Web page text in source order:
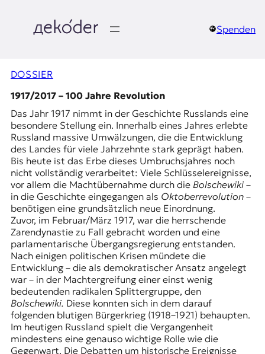
springen
e
k
o
d
e
r
|
D
E
K
O
D
Spenden
DOSSIER
1917/2017 – 100 Jahre Revolution
Das Jahr 1917 nimmt in der Geschichte Russlands eine
besondere Stellung ein. Innerhalb eines Jahres erlebte
Russland massive Umwälzungen, die die Entwicklung
des Landes für viele Jahrzehnte stark geprägt haben.
Bis heute ist das Erbe dieses Umbruchsjahres noch
nicht vollständig verarbeitet: Viele Schlüsselereignisse,
vor allem die Machtübernahme durch die Bolschewiki –
in die Geschichte eingegangen als Oktoberrevolution –
benötigen eine grundsätzlich neue Einordnung.
Zuvor, im Februar/März 1917, war die herrschende
Zarendynastie zu Fall gebracht worden und eine
parlamentarische Übergangsregierung entstanden.
Nach einigen politischen Krisen mündete die
Entwicklung – die als demokratischer Ansatz angelegt
war – in der Machtergreifung einer einst wenig
bedeutenden radikalen Splittergruppe, den
Bolschewiki. Diese konnten sich in dem darauf
folgenden blutigen Bürgerkrieg (1918–1921) behaupten.
Im heutigen Russland spielt die Vergangenheit
mindestens eine genauso wichtige Rolle wie die
Gegenwart. Die Debatten um historische Ereignisse